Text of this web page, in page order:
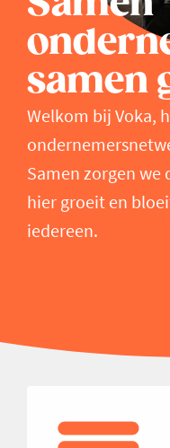
samen
Welkom bij Voka,
Samen zorgen
hier groeit en
iedereen.